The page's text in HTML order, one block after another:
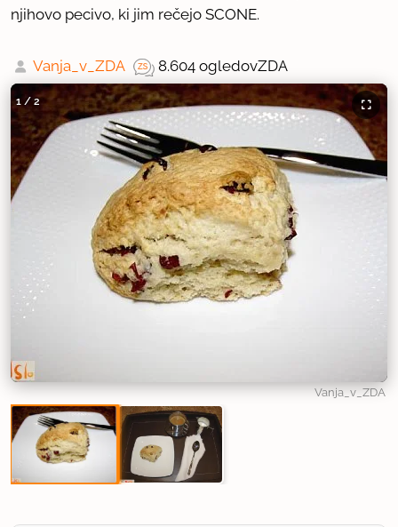
njihovo pecivo, ki jim rečejo SCONE.
Vanja_v_ZDA 8.604 ogledovZDA
1 / 2
Vanja_v_ZDA